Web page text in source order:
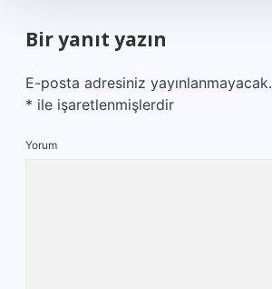
Bir yanıt yazın
E-posta adresiniz yayınlanmayacak.
* ile işaretlenmişlerdir
Yorum